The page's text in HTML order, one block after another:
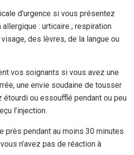
d’urgence si vous présentez
: urticaire ; respiration
des lèvres, de la langue ou
vos soignants si vous avez une
une envie soudaine de tousser
ou essoufflé pendant ou peu
l’injection.
près pendant au moins 30 minutes
n’avez pas de réaction à